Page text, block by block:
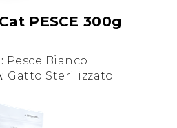
PESCE 300g
Pesce Bianco
Gatto Sterilizzato